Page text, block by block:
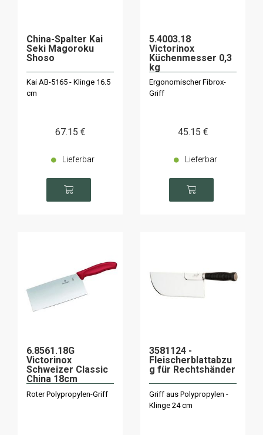
China-Spalter Kai
Seki Magoroku
Shoso
Kai AB-5165 - Klinge 16.5
cm
67.15 €
Lieferbar
5.4003.18
Victorinox
Küchenmesser 0,3
kg
Ergonomischer Fibrox-
Griff
45.15 €
Lieferbar
6.8561.18G
Victorinox
Schweizer Classic
China 18cm
Roter Polypropylen-Griff
3581124 -
Fleischerblattabzu
g für Rechtshänder
Griff aus Polypropylen -
Klinge 24 cm